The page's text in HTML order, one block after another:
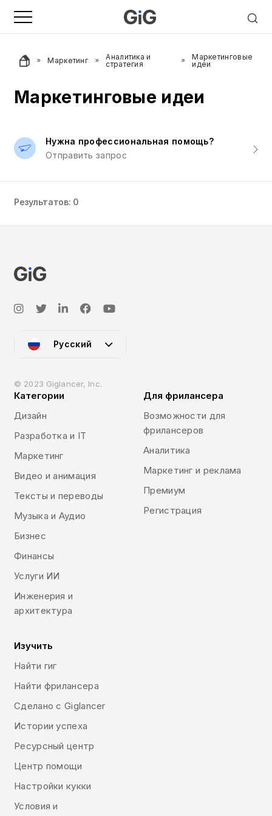
Маркетинг
Аналитика и
стратегия
Маркетинговые
идеи
Маркетинговые идеи
Нужна профессиональная помощь?
Отправить запрос
Результатов: 0
Русский
© 2023 Giglancer, Inc.
Категории
Дизайн
Разработка и IT
Маркетинг
Видео и анимация
Тексты и переводы
Музыка и Аудио
Бизнес
Финансы
Услуги ИИ
Инженерия и
архитектура
Для фрилансера
Возможности для
фрилансеров
Аналитика
Маркетинг и реклама
Премиум
Регистрация
Изучить
Найти гиг
Найти фрилансера
Сделано с Giglancer
Истории успеха
Ресурсный центр
Центр помощи
Настройки кукки
Условия и